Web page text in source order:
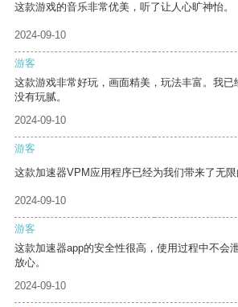
这款游戏的音乐非常优美，听了让人心旷神怡。
2024-09-10
游客
这款游戏非常好玩，画面精美，玩法丰富。我
没有玩腻。
2024-09-10
游客
这款加速器VPM应用程序已经为我们带来了无限
2024-09-10
游客
这款加速器app的安全性很高，使用过程中不会
放心。
2024-09-10